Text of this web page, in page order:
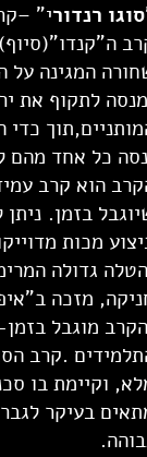
סוגו רנדורי"
המגינה על
לתקוף את
כל אחד מהם
הוא קרב
בזמן.
מכות
גדולה
מזכה
.קרב
וקיימת בו
בעיקר